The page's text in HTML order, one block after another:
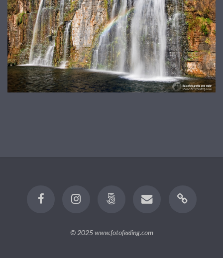
© 2025www.fotofeeling.com